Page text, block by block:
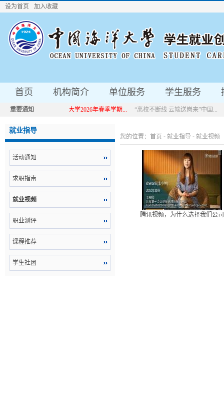
设为首页 加入收藏
首页 机构简介 单位服务 学生服务
重要通知 中国海洋大学2026年春季学期...
“离校不断线 云端送岗来”中国...
就业指导
活动通知
求职指南
就业视频
职业测评
课程推荐
学生社团
您的位置： 首页 - 就业指导 - 就业视频
腾讯视频，为什么选择我们公司